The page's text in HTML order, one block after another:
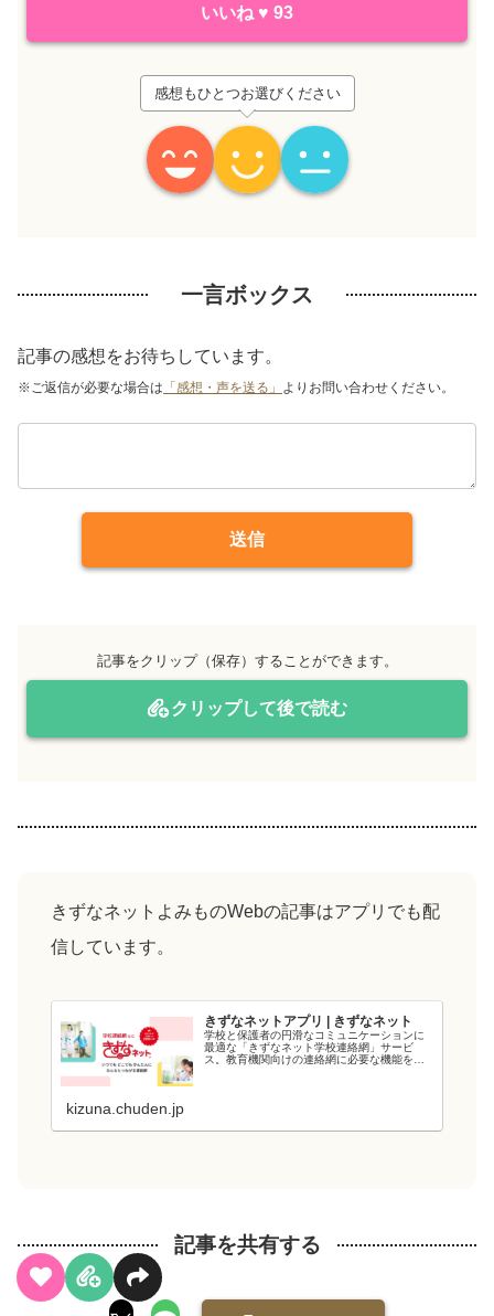
いいね ♥ 93
感想もひとつお選びください
一言ボックス
記事の感想をお待ちしています。
※ご返信が必要な場合は 「感想・声を送る」 よりお問い合わせください。
送信
記事をクリップ（保存）することができます。
クリップして後で読む
きずなネットよみものWebの記事はアプリでも配
信しています。
きずなネットアプリ | きずなネット
学校と保護者の円滑なコミュニケーションに
最適な「きずなネット学校連絡網」サービ
ス。教育機関向けの連絡網に必要な機能を備
kizuna.chuden.jp
記事を共有する